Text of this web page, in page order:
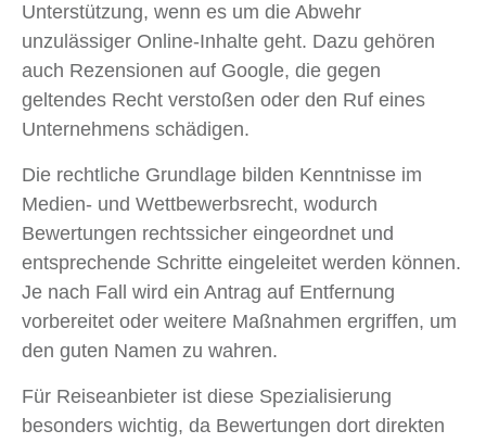
Unterstützung, wenn es um die Abwehr
unzulässiger Online-Inhalte geht. Dazu gehören
auch Rezensionen auf Google, die gegen
geltendes Recht verstoßen oder den Ruf eines
Unternehmens schädigen.
Die rechtliche Grundlage bilden Kenntnisse im
Medien- und Wettbewerbsrecht, wodurch
Bewertungen rechtssicher eingeordnet und
entsprechende Schritte eingeleitet werden können.
Je nach Fall wird ein Antrag auf Entfernung
vorbereitet oder weitere Maßnahmen ergriffen, um
den guten Namen zu wahren.
Für Reiseanbieter ist diese Spezialisierung
besonders wichtig, da Bewertungen dort direkten